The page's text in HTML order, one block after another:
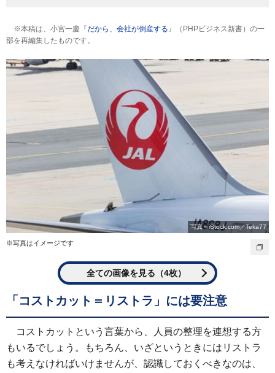
※本稿は、小宮一慶『だから、会社が倒産する 』（PHPビジネス新書）の一
部を再編集したものです。
写真＝iStock.com／Teka77
※写真はイメージです
全ての画像を見る（4枚）
「コストカット＝リストラ」には要注意
コストカットという言葉から、人員の整理を連想する方
もいるでしょう。もちろん、いざというときにはリストラ
も考えなければいけませんが、認識しておくべきなのは、